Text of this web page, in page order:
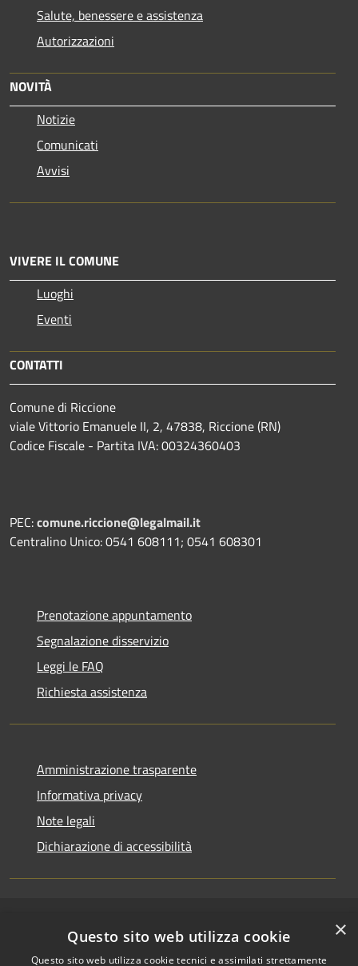
Salute, benessere e assistenza
Autorizzazioni
NOVITÀ
Notizie
Comunicati
Avvisi
VIVERE IL COMUNE
Luoghi
Eventi
CONTATTI
Comune di Riccione
viale Vittorio Emanuele II, 2, 47838, Riccione (RN)
Codice Fiscale - Partita IVA: 00324360403
PEC:comune.riccione@legalmail.it
Centralino Unico: 0541 608111; 0541 608301
Prenotazione appuntamento
Segnalazione disservizio
Leggi le FAQ
Richiesta assistenza
Amministrazione trasparente
Informativa privacy
Note legali
Dichiarazione di accessibilità
Accessibilità
Copyright © 2026 • Comune di
Riccione • Powered by
×
Questo sito web utilizza cookie
Questo sito web utilizza cookie tecnici e assimilati strettamente